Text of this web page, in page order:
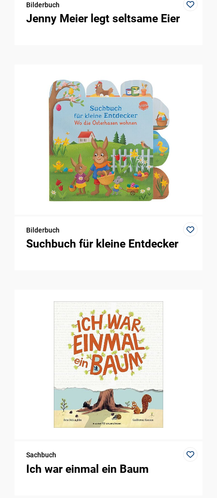
Bilderbuch
Jenny Meier legt seltsame Eier
Bilderbuch
Suchbuch für kleine Entdecker
Sachbuch
Ich war einmal ein Baum